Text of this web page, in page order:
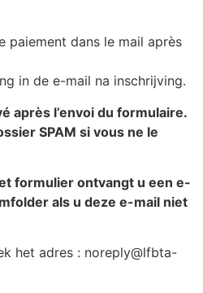
paiement dans le mail après
in de e-mail na inschrijving.
après l’envoi du formulaire.
SPAM si vous ne le
formulier ontvangt u een e-
als u deze e-mail niet
het adres : noreply@lfbta-